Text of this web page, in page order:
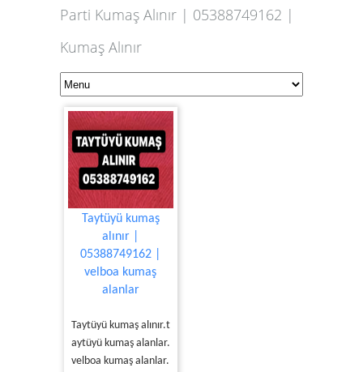
Parti Kumaş Alınır | 05388749162 |
Kumaş Alınır
Taytüyü kumaş
alınır |
05388749162 |
velboa kumaş
alanlar
Taytüyü kumaş alınır.t
aytüyü kumaş alanlar.
velboa kumaş alanlar.